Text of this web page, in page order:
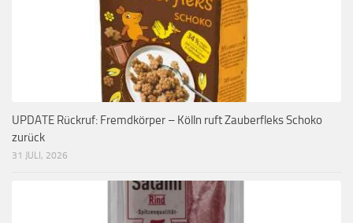
UPDATE Rückruf: Fremdkörper – Kölln ruft Zauberfleks Schoko
zurück
31 JULI, 2026